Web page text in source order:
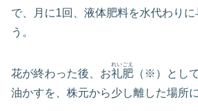
で、月に1回、液体肥料を水代わりに
う。
花が終わった後、お礼肥
れいごえ
（※）とし
油かすを、株元から少し離した場所